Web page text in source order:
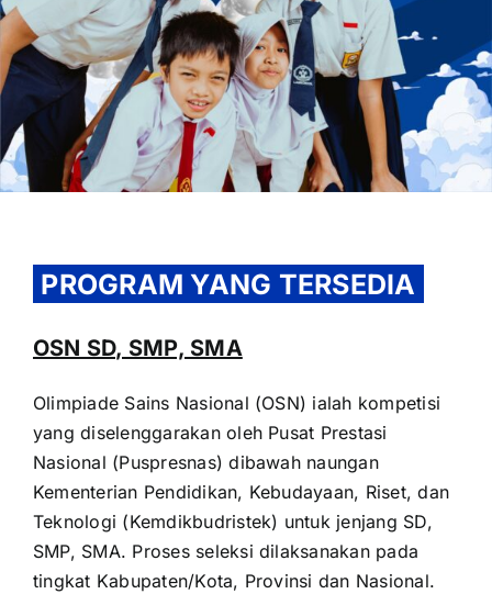
PROGRAM YANG TERSEDIA
OSN SD, SMP, SMA
Olimpiade Sains Nasional (OSN) ialah kompetisi
yang diselenggarakan oleh Pusat Prestasi
Nasional (Puspresnas) dibawah naungan
Kementerian Pendidikan, Kebudayaan, Riset, dan
Teknologi (Kemdikbudristek) untuk jenjang SD,
SMP, SMA. Proses seleksi dilaksanakan pada
tingkat Kabupaten/Kota, Provinsi dan Nasional.